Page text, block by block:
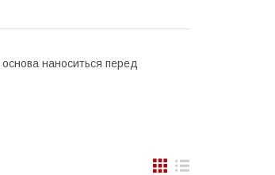
наноситься перед